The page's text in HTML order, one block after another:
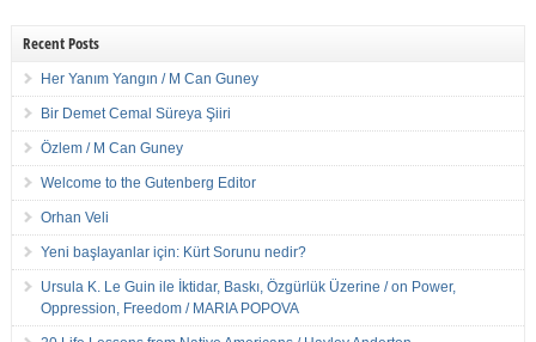
Recent Posts
Her Yanım Yangın / M Can Guney
Bir Demet Cemal Süreya Şiiri
Özlem / M Can Guney
Welcome to the Gutenberg Editor
Orhan Veli
Yeni başlayanlar için: Kürt Sorunu nedir?
Ursula K. Le Guin ile İktidar, Baskı, Özgürlük Üzerine / on Power,
Oppression, Freedom / MARIA POPOVA